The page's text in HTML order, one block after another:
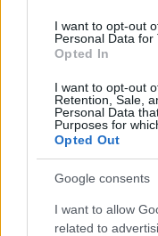
I want to opt-out
Personal Data for
Opted In
I want to opt-out
Retention, Sale,
Personal Data
Purposes for
Opted Out
Google consents
I want to allow
related to
La guerre des géants
Juliette Bernard · 7 Août 2026